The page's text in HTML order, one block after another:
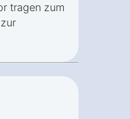
tragen zum